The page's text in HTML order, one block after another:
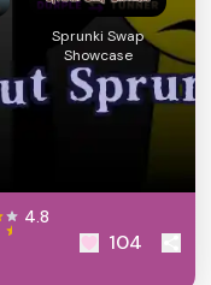
Sprunki Swap
Showcase
4.8
104